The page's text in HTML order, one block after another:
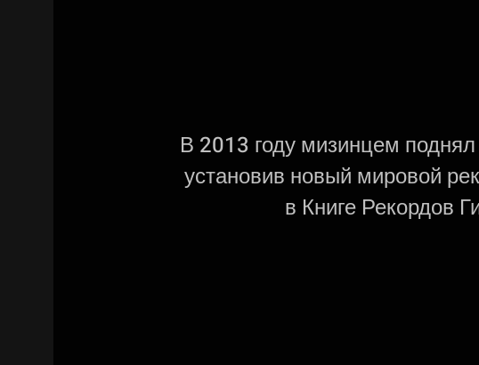
В 2013 году мизинцем
установив новый мировой
в Книге Рекордов